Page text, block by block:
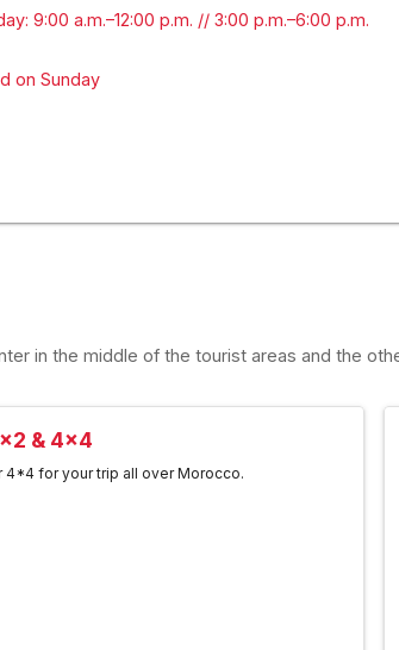
9:00 a.m.–12:00 p.m. // 3:00 p.m.–6:00 p.m.
on Sunday
in the middle of the tourist areas and the
& 4x4
4*4 for your trip all over Morocco.